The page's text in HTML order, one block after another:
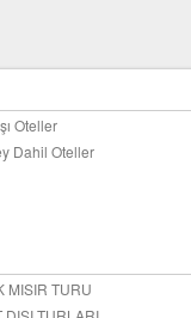
Oteller
Dahil Oteller
MISIR TURU